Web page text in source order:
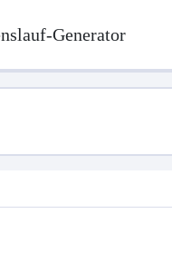
Generator